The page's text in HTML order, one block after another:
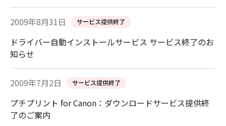
2009年8月31日 サービス提供終了
ドライバー自動インストールサービス サービス終了のお
知らせ
2009年7月2日 サービス提供終了
プチプリント for Canon：ダウンロードサービス提供終
了のご案内